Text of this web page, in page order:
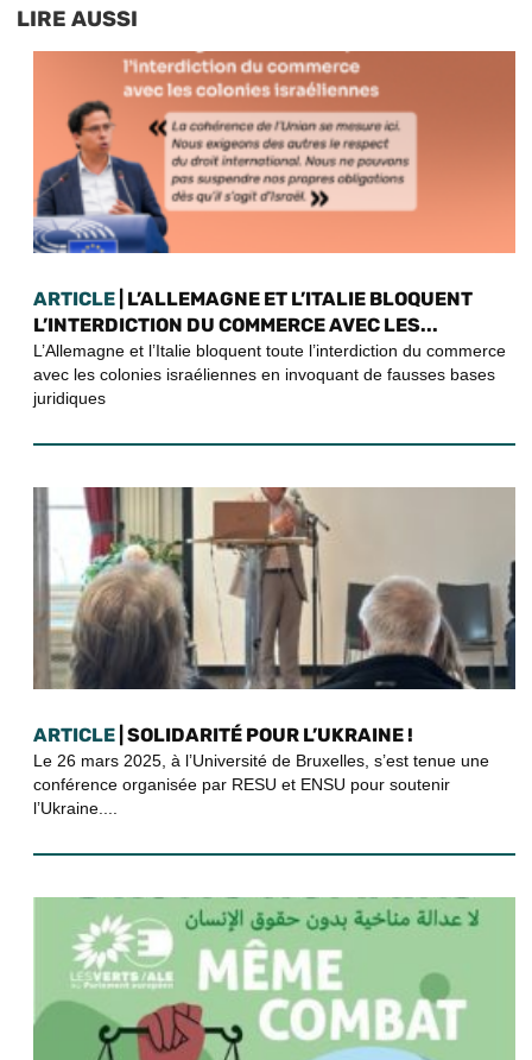
LIRE AUSSI
ARTICLE | L’ALLEMAGNE ET L’ITALIE BLOQUENT
L’INTERDICTION DU COMMERCE AVEC LES...
L’Allemagne et l’Italie bloquent toute l’interdiction du commerce
avec les colonies israéliennes en invoquant de fausses bases
juridiques
ARTICLE | SOLIDARITÉ POUR L’UKRAINE !
Le 26 mars 2025, à l’Université de Bruxelles, s’est tenue une
conférence organisée par RESU et ENSU pour soutenir
l’Ukraine....